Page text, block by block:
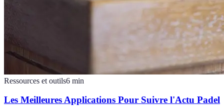
Ressources et outils6 min
Les Meilleures Applications Pour Suivre l'Actu Padel